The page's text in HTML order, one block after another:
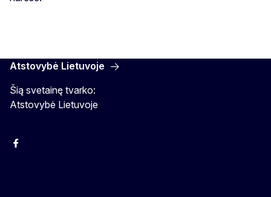
Atstovybė Lietuvoje
Šią svetainę tvarko:
Atstovybė Lietuvoje
Facebook